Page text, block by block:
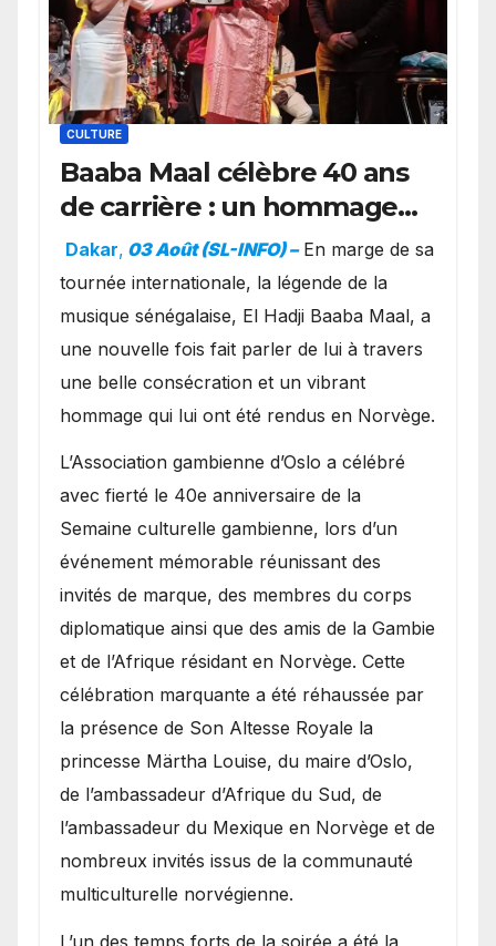
CULTURE
Baaba Maal célèbre 40 ans
de carrière : un hommage
exceptionnel à Oslo en
présence de la famille
royale.
Dakar, 03 Août (SL-INFO) – ​En marge de sa
tournée internationale, la légende de la
musique sénégalaise, El Hadji Baaba Maal, a
une nouvelle fois fait parler de lui à travers
une belle consécration et un vibrant
hommage qui lui ont été rendus en Norvège.
​L’Association gambienne d’Oslo a célébré
avec fierté le 40e anniversaire de la
Semaine culturelle gambienne, lors d’un
événement mémorable réunissant des
invités de marque, des membres du corps
diplomatique ainsi que des amis de la Gambie
et de l’Afrique résidant en Norvège. Cette
célébration marquante a été réhaussée par
la présence de Son Altesse Royale la
princesse Märtha Louise, du maire d’Oslo,
de l’ambassadeur d’Afrique du Sud, de
l’ambassadeur du Mexique en Norvège et de
nombreux invités issus de la communauté
multiculturelle norvégienne.